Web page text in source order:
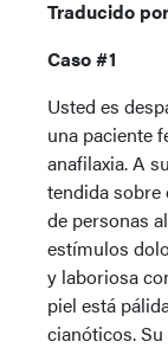
Traducido por
Caso #1
Usted es
una paciente
anafilaxia. A
tendida
de personas
estímulos
y laboriosa
piel está
cianóticos.